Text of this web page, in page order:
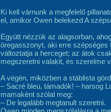
Ki kell várnunk a megfelelő
el, amikor Owen belekezd A
Együtt nézzük az alagsorban,
öregasszonyt, aki erre
változtatja a herceget; az átok
megszeretni valakit, és szerelme
A végén, miközben a stáblista
– Sacré bleu, támadók! – harsog
mamaként szólal meg:
– De legalább megtanult szeretni.